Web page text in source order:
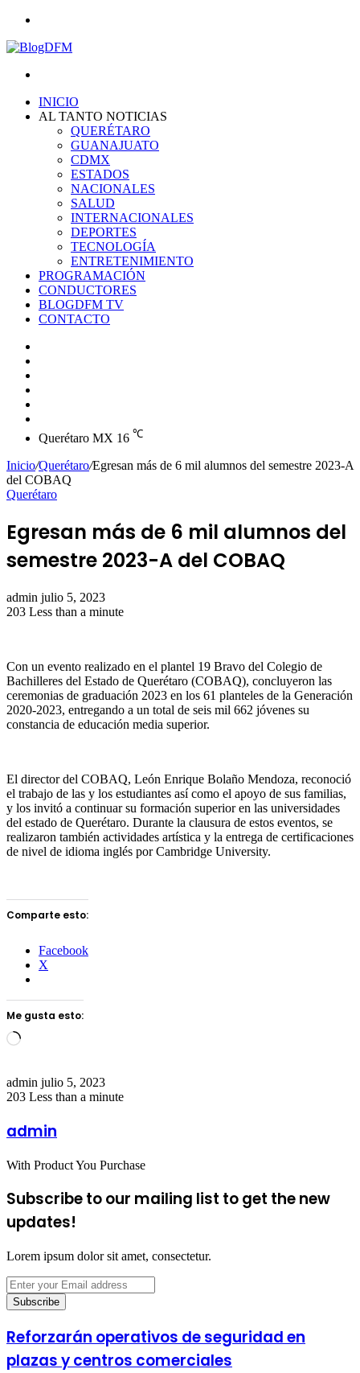
INICIO
AL TANTO NOTICIAS
QUERÉTARO
GUANAJUATO
CDMX
ESTADOS
NACIONALES
SALUD
INTERNACIONALES
DEPORTES
TECNOLOGÍA
ENTRETENIMIENTO
PROGRAMACIÓN
CONDUCTORES
BLOGDFM TV
CONTACTO
Querétaro MX 16 ℃
Inicio/Querétaro/Egresan más de 6 mil alumnos del semestre 2023-A
del COBAQ
Querétaro
Egresan más de 6 mil alumnos del
semestre 2023-A del COBAQ
admin Send
an
julio 5, 2023
203 Less than a minute
Con un evento realizado en el plantel 19 Bravo del Colegio de
Bachilleres del Estado de Querétaro (COBAQ), concluyeron las
ceremonias de graduación 2023 en los 61 planteles de la Generación
2020-2023, entregando a un total de seis mil 662 jóvenes su
constancia de educación media superior.
El director del COBAQ, León Enrique Bolaño Mendoza, reconoció
el trabajo de las y los estudiantes así como el apoyo de sus familias,
y los invitó a continuar su formación superior en las universidades
del estado de Querétaro. Durante la clausura de estos eventos, se
realizaron también actividades artística y la entrega de certificaciones
de nivel de idioma inglés por Cambridge University.
Comparte esto:
Facebook
X
Me gusta esto:
Loading…
admin Send
an
julio 5, 2023
203 Less than a minute
admin
With Product You Purchase
Subscribe to our mailing list to get the new
updates!
Lorem ipsum dolor sit amet, consectetur.
Enter
your
Email
Reforzarán operativos de seguridad en
plazas y centros comerciales